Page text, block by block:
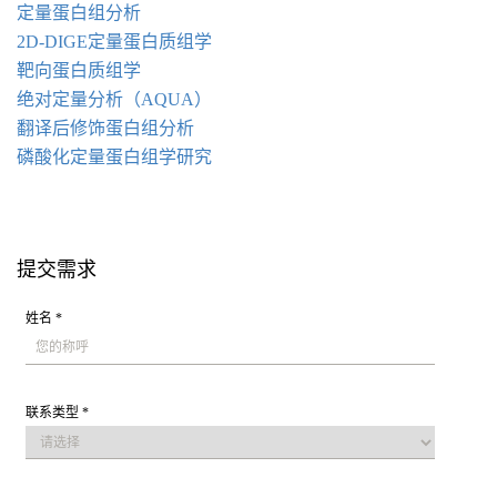
定量蛋白组分析
2D-DIGE定量蛋白质组学
靶向蛋白质组学
绝对定量分析（AQUA）
翻译后修饰蛋白组分析
磷酸化定量蛋白组学研究
提交需求
姓名 *
联系类型 *